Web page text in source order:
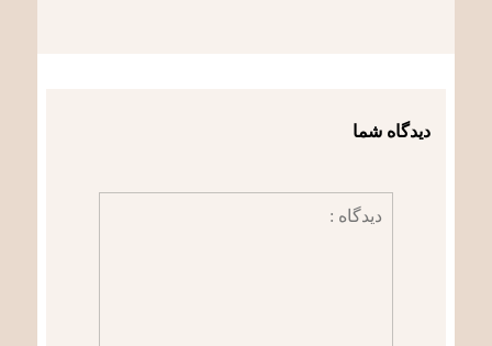
دیدگاه شما